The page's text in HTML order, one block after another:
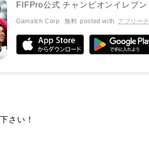
FIFPro公式 チャンピオンイレブン
Gamatch Corp. 無料 posted with アプリーチ
さい！